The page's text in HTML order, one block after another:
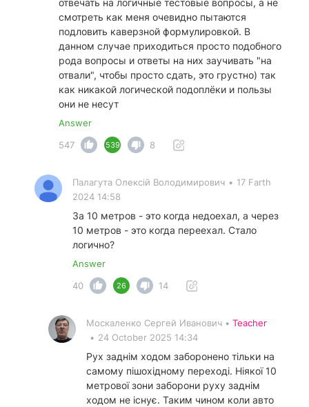
отвечать на логичные тестовые вопросы, а не
смотреть как меня очевидно пытаются
подловить каверзной формулировкой. В
данном случае приходиться просто подобного
рода вопросы и ответы на них заучивать "на
отвали", чтобы просто сдать, это грустно) так
как никакой логической подоплёки и пользы
они не несут
Answer
547
539 8
Палагута Олексій Володимирович • 17 Farth
2024 14:58
За 10 метров - это когда недоехал, а через
10 метров - это когда переехал. Стало
логично?
Answer
40
26 14
Москаленко Сергей Иванович • Teacher
• 24 October 2025 14:34
Рух заднім ходом заборонено тільки на
самому пішохідному переході. Ніякої 10
метрової зони заборони руху заднім
ходом не існує. Таким чином коли авто